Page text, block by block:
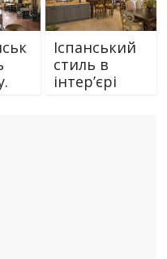
Іспанський
стиль в
інтер’єрі